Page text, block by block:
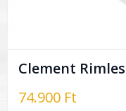
Clement
74.900 Ft